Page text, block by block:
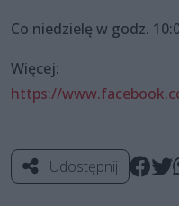
Co niedzielę w godz.
Więcej:
https://
Udostępnij